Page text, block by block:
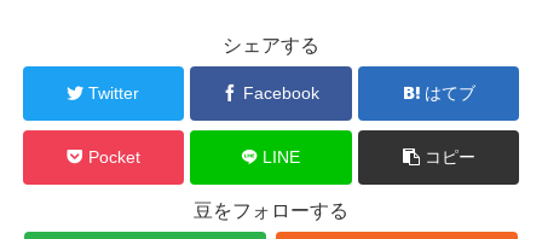
シェアする
Twitter Facebook はてブ
Pocket LINE コピー
豆をフォローする